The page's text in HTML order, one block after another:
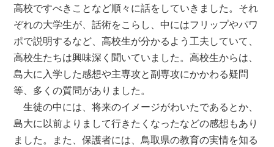
高校ですべきことなど順々に話をしていきました。それ
ぞれの大学生が、話術をこらし、中にはフリップやパワ
ポで説明するなど、高校生が分かるよう工夫していて、
高校生たちは興味深く聞いていました。高校生からは、
島大に入学した感想や主専攻と副専攻にかかわる疑問
等、多くの質問がありました。
生徒の中には、将来のイメージがわいたであるとか、
島大に以前よりまして行きたくなったなどの感想もあり
ました。また、保護者には、鳥取県の教育の実情を知る